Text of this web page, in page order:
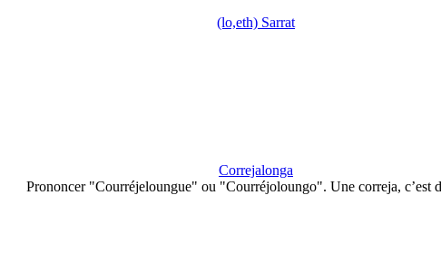
(lo,eth) Sarrat
Correjalonga
Prononcer "Courréjeloungue" ou "Courréjoloungo". Une correja, c’est